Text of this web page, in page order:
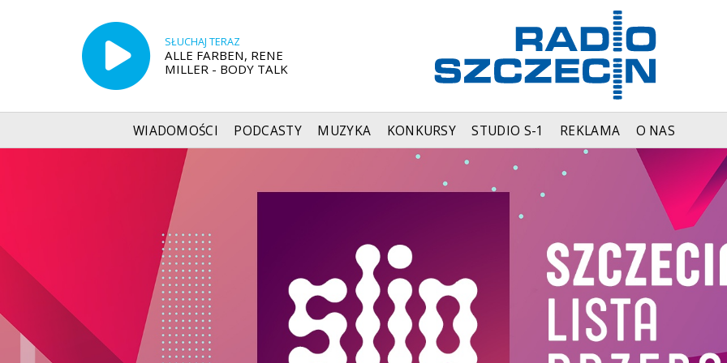
SŁUCHAJ TERAZ
ALLE FARBEN, RENE
MILLER - BODY TALK
WIADOMOŚCI PODCASTY MUZYKA KONKURSY STUDIO S-1 REKLAMA O NAS